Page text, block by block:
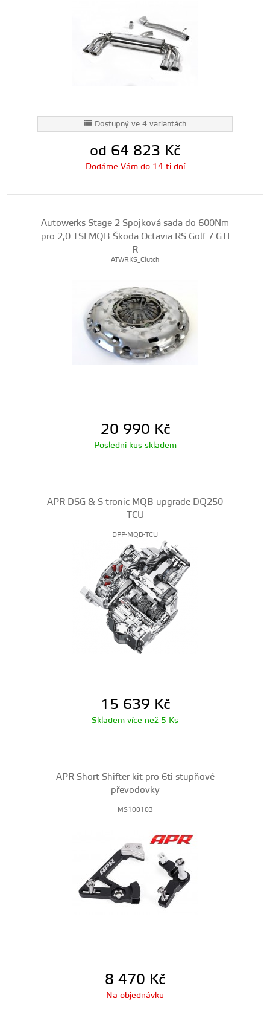
Dostupný ve 4 variantách
od 64 823 Kč
Dodáme Vám do 14 ti dní
Autowerks Stage 2 Spojková sada do 600Nm
pro 2,0 TSI MQB Škoda Octavia RS Golf 7 GTI
R
ATWRKS_Clutch
20 990 Kč
Poslední kus skladem
APR DSG & S tronic MQB upgrade DQ250
TCU
DPP-MQB-TCU
15 639 Kč
Skladem více než 5 Ks
APR Short Shifter kit pro 6ti stupňové
převodovky
MS100103
8 470 Kč
Na objednávku